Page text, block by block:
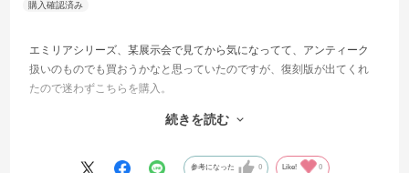
エミリアシリーズ、某展示会で見てから気になってて、アンティーク
扱いのものでも買おうかなと思っていたのですが、復刻版が出てくれ
たので迷わずこちらを購入。
機などにも対応できているのが嬉しいです。
てこそ。耐久性があがったのはうれしいですね。
続きを読む
参考になった 0 Like! 0